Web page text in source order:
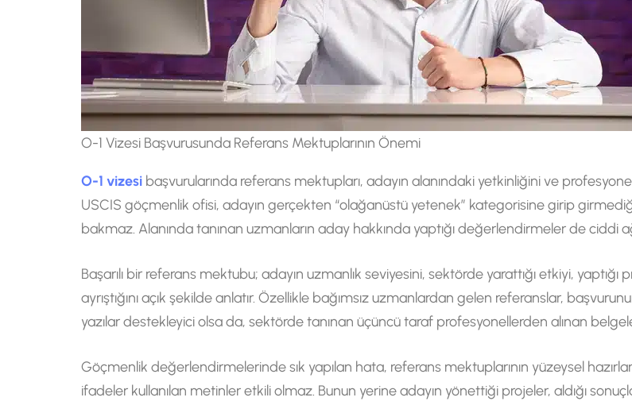
O-1 Vizesi Başvurusunda Referans Mektuplarının Önemi
O-1 vizesi başvurularında referans mektupları, adayın alanındaki yetkinliğini ve
USCIS göçmenlik ofisi, adayın gerçekten “olağanüstü yetenek” kategorisine girip
bakmaz. Alanında tanınan uzmanların aday hakkında yaptığı değerlendirmeler de ciddi
Başarılı bir referans mektubu; adayın uzmanlık seviyesini, sektörde yarattığı etkiyi,
ayrıştığını açık şekilde anlatır. Özellikle bağımsız uzmanlardan gelen referanslar,
yazılar destekleyici olsa da, sektörde tanınan üçüncü taraf profesyonellerden alınan
Göçmenlik değerlendirmelerinde sık yapılan hata, referans mektuplarının yüzeysel
ifadeler kullanılan metinler etkili olmaz. Bunun yerine adayın yönettiği projeler, aldığı